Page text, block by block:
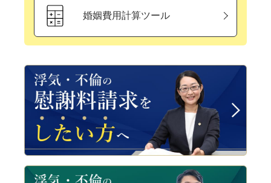
婚姻費用計算ツール